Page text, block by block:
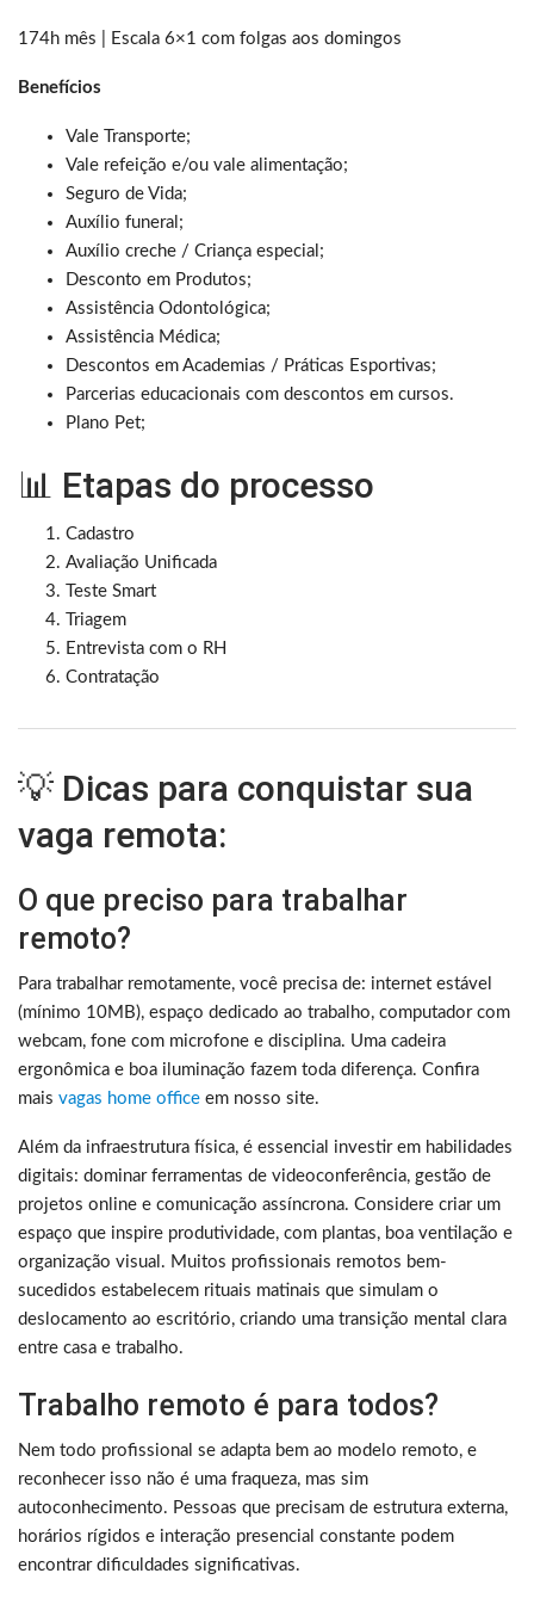
174h mês | Escala 6×1 com folgas aos domingos
Benefícios
Vale Transporte;
Vale refeição e/ou vale alimentação;
Seguro de Vida;
Auxílio funeral;
Auxílio creche / Criança especial;
Desconto em Produtos;
Assistência Odontológica;
Assistência Médica;
Descontos em Academias / Práticas Esportivas;
Parcerias educacionais com descontos em cursos.
Plano Pet;
📊 Etapas do processo
Cadastro
Avaliação Unificada
Teste Smart
Triagem
Entrevista com o RH
Contratação
💡 Dicas para conquistar sua
vaga remota:
O que preciso para trabalhar
remoto?
Para trabalhar remotamente, você precisa de: internet estável
(mínimo 10MB), espaço dedicado ao trabalho, computador com
webcam, fone com microfone e disciplina. Uma cadeira
ergonômica e boa iluminação fazem toda diferença. Confira
mais vagas home office em nosso site.
Além da infraestrutura física, é essencial investir em habilidades
digitais: dominar ferramentas de videoconferência, gestão de
projetos online e comunicação assíncrona. Considere criar um
espaço que inspire produtividade, com plantas, boa ventilação e
organização visual. Muitos profissionais remotos bem-
sucedidos estabelecem rituais matinais que simulam o
deslocamento ao escritório, criando uma transição mental clara
entre casa e trabalho.
Trabalho remoto é para todos?
Nem todo profissional se adapta bem ao modelo remoto, e
reconhecer isso não é uma fraqueza, mas sim
autoconhecimento. Pessoas que precisam de estrutura externa,
horários rígidos e interação presencial constante podem
encontrar dificuldades significativas.